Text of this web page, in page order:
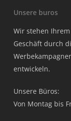
Unsere buros
Wir stehen
Geschäft durch
entwickeln.
Unsere Büros:
Von Montag bis